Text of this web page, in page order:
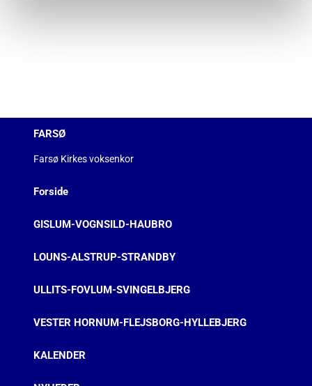
FARSØ
Farsø Kirkes voksenkor
Forside
GISLUM-VOGNSILD-HAUBRO
LOUNS-ALSTRUP-STRANDBY
ULLITS-FOVLUM-SVINGELBJERG
VESTER HORNUM-FLEJSBORG-HYLLEBJERG
KALENDER